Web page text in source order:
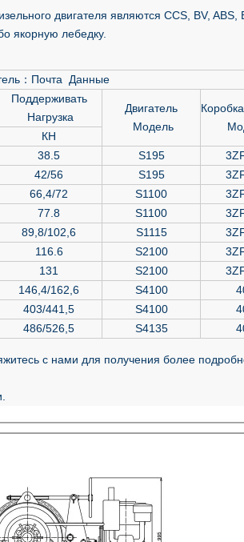
двигателя являются CCS, BV, ABS,
якорную лебедку.
： Почта Данные
Поддерживать
Нагрузка
Двигатель
Модель
КН
38.5 S195
42/56 S195
66,4/72 S1100
77.8 S1100
89,8/102,6 S1115
116.6 S2100
131 S2100
146,4/162,6 S4100
403/441,5 S4100
486/526,5 S4135
с нами для получения более